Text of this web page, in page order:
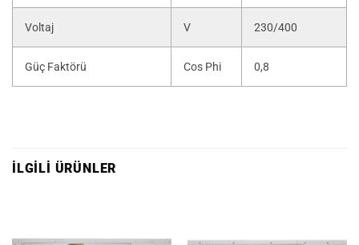
Voltaj V 230/400
Güç Faktörü Cos Phi 0,8
İLGILI ÜRÜNLER